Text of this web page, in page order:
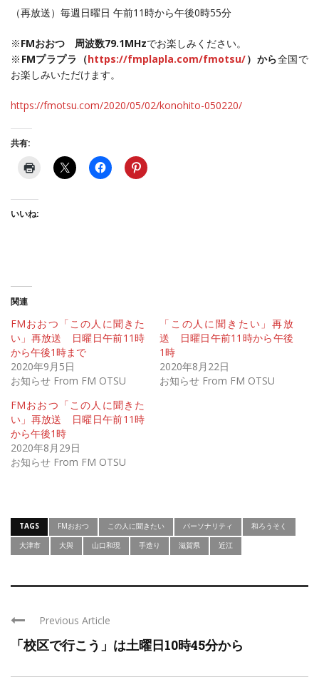
（再放送）毎週日曜日 午前11時から午後0時55分
※FMおおつ 周波数79.1MHzでお楽しみください。
※ FMプラプラ（https://fmplapla.com/fmotsu/）から全国で
お楽しみいただけます。
https://fmotsu.com/2020/05/02/konohito-050220/
共有:
いいね:
関連
FMおおつ「この人に聞きた
い」再放送 日曜日午前11時
から午後1時まで
2020年9月5日
お知らせ From FM OTSU
「この人に聞きたい」再放
送 日曜日午前11時から午後
1時
2020年8月22日
お知らせ From FM OTSU
FMおおつ「この人に聞きた
い」再放送 日曜日午前11時
から午後1時
2020年8月29日
お知らせ From FM OTSU
TAGS FMおおつ この人に聞きたい パーソナリティ
和ろうそく
大津市
大與 山口和現 手造り 滋賀県 近江
Previous Article
「校区で行こう」は土曜日10時45分から